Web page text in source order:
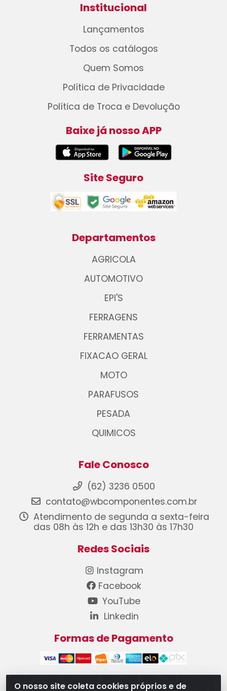
O nosso site coleta cookies próprios e de
Institucional
Lançamentos
Todos os catálogos
Quem Somos
Política de Privacidade
Política de Troca e Devolução
Baixe já nosso APP
Site Seguro
Departamentos
AGRICOLA
AUTOMOTIVO
EPI'S
FERRAGENS
FERRAMENTAS
FIXACAO GERAL
MOTO
PARAFUSOS
PESADA
QUIMICOS
Fale Conosco
(62) 3236 0500
contato@wbcomponentes.com.br
Atendimento de segunda a sexta-feira
das 08h às 12h e das 13h30 às 17h30
Redes Sociais
Instagram
Facebook
YouTube
Linkedin
Formas de Pagamento